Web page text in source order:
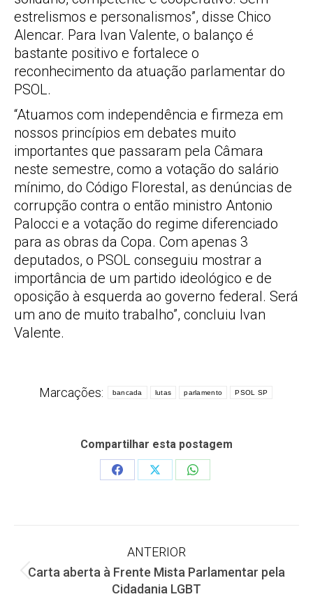
estrelismos e personalismos”, disse Chico
Alencar. Para Ivan Valente, o balanço é
bastante positivo e fortalece o
reconhecimento da atuação parlamentar do
PSOL.
“Atuamos com independência e firmeza em
nossos princípios em debates muito
importantes que passaram pela Câmara
neste semestre, como a votação do salário
mínimo, do Código Florestal, as denúncias de
corrupção contra o então ministro Antonio
Palocci e a votação do regime diferenciado
para as obras da Copa. Com apenas 3
deputados, o PSOL conseguiu mostrar a
importância de um partido ideológico e de
oposição à esquerda ao governo federal. Será
um ano de muito trabalho”, concluiu Ivan
Valente.
Marcações: bancada lutas parlamento PSOL SP
Compartilhar esta postagem
Share
Share
Share
Navegação
de
ANTERIOR
Post
anterior:
Carta aberta à Frente Mista Parlamentar pela
Cidadania LGBT